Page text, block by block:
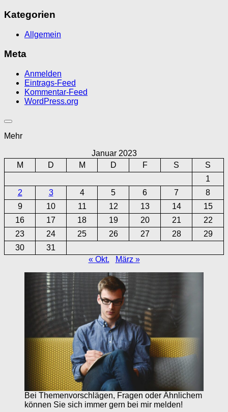
Kategorien
Allgemein
Meta
Anmelden
Eintrags-Feed
Kommentar-Feed
WordPress.org
Mehr
Januar 2023
M
D M D F S
S
1
2
3 4 5 6 7
8
9
10 11 12 13 14
15
16
17 18 19 20 21
22
23
24 25 26 27 28
29
30
31
« Okt.
März »
Bei Themenvorschlägen, Fragen oder Ähnlichem
können Sie sich immer gern bei mir melden!